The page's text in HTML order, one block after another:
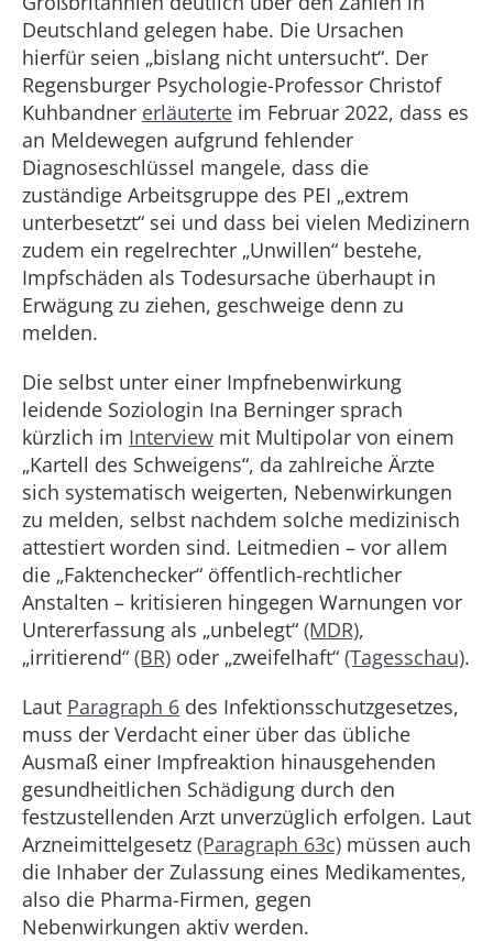
Deutschland gelegen habe. Die Ursachen
hierfür seien „bislang nicht untersucht“. Der
Regensburger Psychologie-Professor Christof
Kuhbandner erläuterte im Februar 2022, dass es
an Meldewegen aufgrund fehlender
Diagnoseschlüssel mangele, dass die
zuständige Arbeitsgruppe des PEI „extrem
unterbesetzt“ sei und dass bei vielen Medizinern
zudem ein regelrechter „Unwillen“ bestehe,
Impfschäden als Todesursache überhaupt in
Erwägung zu ziehen, geschweige denn zu
melden.
Die selbst unter einer Impfnebenwirkung
leidende Soziologin Ina Berninger sprach
kürzlich im Interview mit Multipolar von einem
„Kartell des Schweigens“, da zahlreiche Ärzte
sich systematisch weigerten, Nebenwirkungen
zu melden, selbst nachdem solche medizinisch
attestiert worden sind. Leitmedien – vor allem
die „Faktenchecker“ öffentlich-rechtlicher
Anstalten – kritisieren hingegen Warnungen vor
Untererfassung als „unbelegt“ (MDR),
„irritierend“ (BR) oder „zweifelhaft“ (Tagesschau).
Laut Paragraph 6 des Infektionsschutzgesetzes,
muss der Verdacht einer über das übliche
Ausmaß einer Impfreaktion hinausgehenden
gesundheitlichen Schädigung durch den
festzustellenden Arzt unverzüglich erfolgen. Laut
Arzneimittelgesetz (Paragraph 63c) müssen auch
die Inhaber der Zulassung eines Medikamentes,
also die Pharma-Firmen, gegen
Nebenwirkungen aktiv werden.